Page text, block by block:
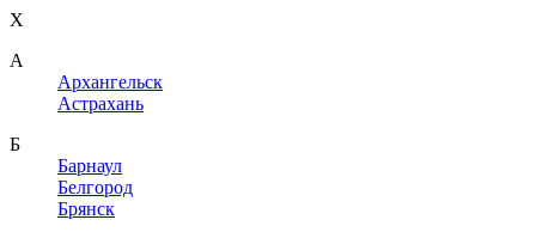
X
A
Архангельск
Астрахань
Б
Барнаул
Белгород
Брянск